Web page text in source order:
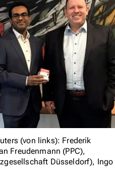
(von links): Frederik
Freudenmann (PPC),
Düsseldorf), Ingo